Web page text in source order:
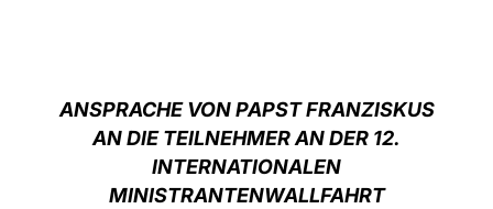
中文
ANSPRACHE VON PAPST FRANZISKUS
AN DIE TEILNEHMER AN DER 12.
INTERNATIONALEN
MINISTRANTENWALLFAHRT